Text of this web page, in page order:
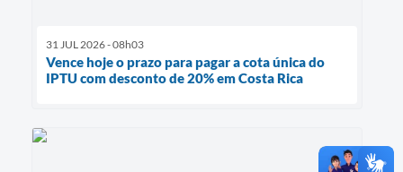
31 JUL 2026 - 08h03
Vence hoje o prazo para pagar a cota única do
IPTU com desconto de 20% em Costa Rica